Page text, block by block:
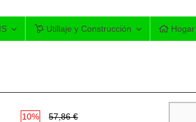
Utillaje y Construcción Hogar
10% 57,86 €